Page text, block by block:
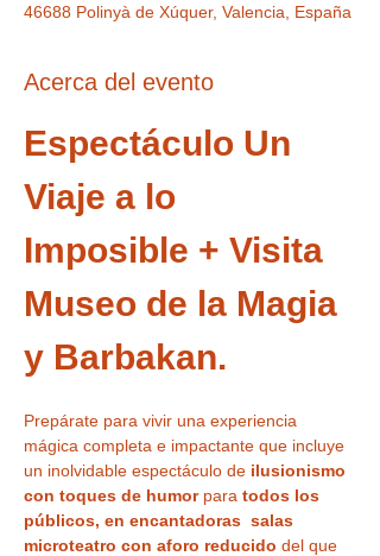
46688 Polinyà de Xúquer, Valencia, España
Acerca del evento
Espectáculo Un
Viaje a lo
Imposible + Visita
Museo de la Magia
y Barbakan.
Prepárate para vivir una experiencia
mágica completa e impactante que incluye
un inolvidable espectáculo de ilusionismo
con toques de humor para todos los
públicos, en encantadoras  salas
microteatro con aforo reducido del que